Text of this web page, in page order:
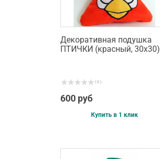
Декоративная подушка
ПТИЧКИ (красный, 30х30)
( 0 )
600 руб
Купить в 1 клик